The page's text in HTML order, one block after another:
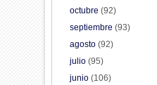
octubre (92)
septiembre (93)
agosto (92)
julio (95)
junio (106)